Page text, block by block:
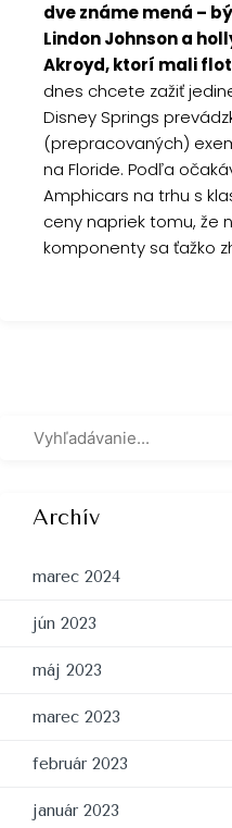
dve známe mená –
Lindon Johnson a
Akroyd, ktorí mali
dnes chcete zažiť
Disney Springs
(prepracovaných)
na Floride. Podľa
Amphicars na trhu s
ceny napriek tomu, že
komponenty sa ťažko
Archív
marec 2024
jún 2023
máj 2023
marec 2023
február 2023
január 2023